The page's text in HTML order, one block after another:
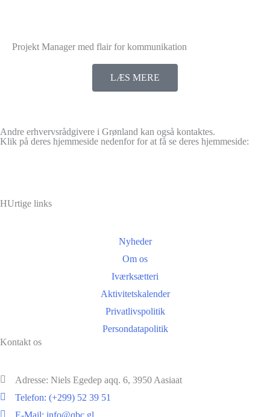
Projekt Manager med flair for kommunikation
LÆS MERE
Andre erhvervsrådgivere i Grønland kan også kontaktes.
Klik på deres hjemmeside nedenfor for at få se deres hjemmeside:
HUrtige links
Nyheder
Om os
Iværksætteri
Aktivitetskalender
Privatlivspolitik
Persondatapolitik
Kontakt os
Adresse: Niels Egedep aqq. 6, 3950 Aasiaat
Telefon: (+299) 52 39 51
E-Mail: info@qbc.gl